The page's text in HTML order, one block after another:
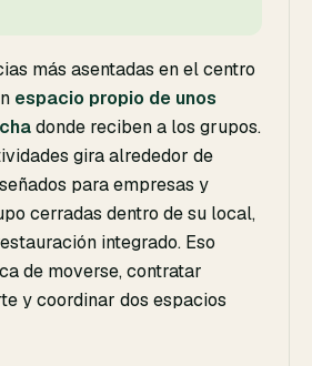
más asentadas en el centro
espacio propio de unos
donde reciben a los grupos.
gira alrededor de
para empresas y
cerradas dentro de su local,
integrado. Eso
de moverse, contratar
y coordinar dos espacios